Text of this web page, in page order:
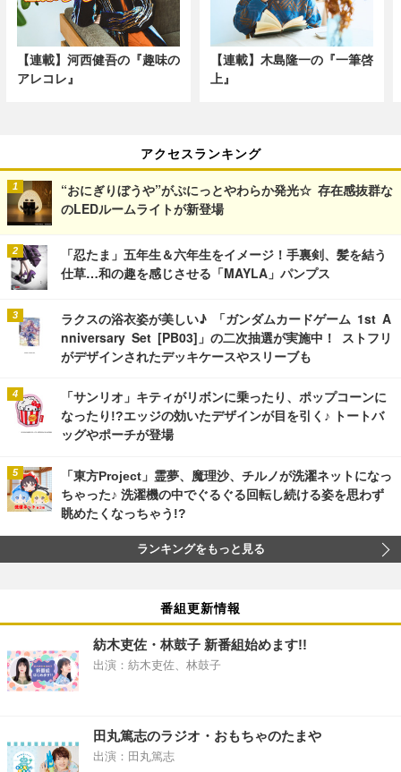
【連載】河西健吾の『趣味の
アレコレ』
【連載】木島隆一の『一筆啓
上』
アクセスランキング
“おにぎりぼうや”がぷにっとやわらか発光☆ 存在感抜群な
のLEDルームライトが新登場
「忍たま」五年生＆六年生をイメージ！手裏剣、髪を結う
仕草…和の趣を感じさせる「MAYLA」パンプス
ラクスの浴衣姿が美しい♪ 「ガンダムカードゲーム 1st A
nniversary Set [PB03]」の二次抽選が実施中！ ストフリ
がデザインされたデッキケースやスリーブも
「サンリオ」キティがリボンに乗ったり、ポップコーンに
なったり!?エッジの効いたデザインが目を引く♪ トートバ
ッグやポーチが登場
「東方Project」霊夢、魔理沙、チルノが洗濯ネットになっ
ちゃった♪ 洗濯機の中でぐるぐる回転し続ける姿を思わず
眺めたくなっちゃう!?
ランキングをもっと見る
番組更新情報
紡木吏佐・林鼓子 新番組始めます!!
出演：紡木吏佐、林鼓子
田丸篤志のラジオ・おもちゃのたまや
出演：田丸篤志